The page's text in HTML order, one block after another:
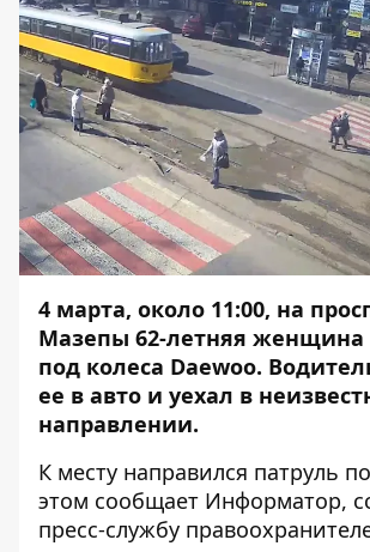
4 марта, около 11:00, на
Мазепы 62-летняя женщина
под колеса Daewoo.
ее в авто и уехал в
направлении.
К месту направился патруль
этом сообщает Информатор,
пресс-службу